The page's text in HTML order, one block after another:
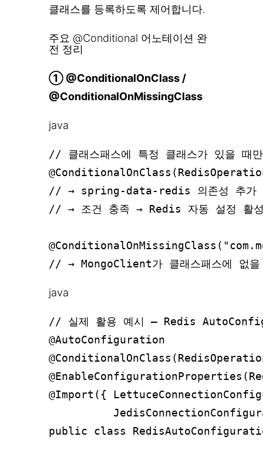
클래스를 등록하도록 제어합니다.
주요 @Conditional 어노테이션 완
전 정리
① @ConditionalOnClass /
@ConditionalOnMissingClass
java
// 클래스패스에 특정 클래스가 있을 때
// → spring-data-redis 의존성 추가
// → 조건 충족 → Redis 자동 설정 활
java
// 실제 활용 예시 – Redis
@AutoConfiguration
@Import({
public class